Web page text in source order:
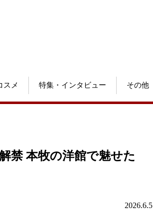
スメ 特集・インタビュー その他
禁 本牧の洋館で魅せた
2026.6.5